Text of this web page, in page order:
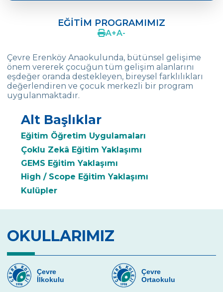
OKUL MÜDÜRÜNDEN
İNGİLİZCE
REHBERLİK
CEVRE KIDS FEST
NEDEN BİZ
VELİ GÖRÜŞLERİ
EĞİTİM PROGRAMIMIZ
A+A-
Çevre Erenköy Anaokulunda, bütünsel gelişime
önem vererek çocuğun tüm gelişim alanlarını
eşdeğer oranda destekleyen, bireysel farklılıkları
değerlendiren ve çocuk merkezli bir program
uygulanmaktadır.
Alt Başlıklar
Eğitim Öğretim Uygulamaları
Çoklu Zekâ Eğitim Yaklaşımı
GEMS Eğitim Yaklaşımı
High / Scope Eğitim Yaklaşımı
Kulüpler
OKULLARIMIZ
Çevre
İlkokulu
Çevre
Ortaokulu